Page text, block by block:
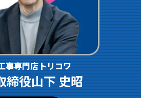
事専門店トリコワ
締役山下 史昭